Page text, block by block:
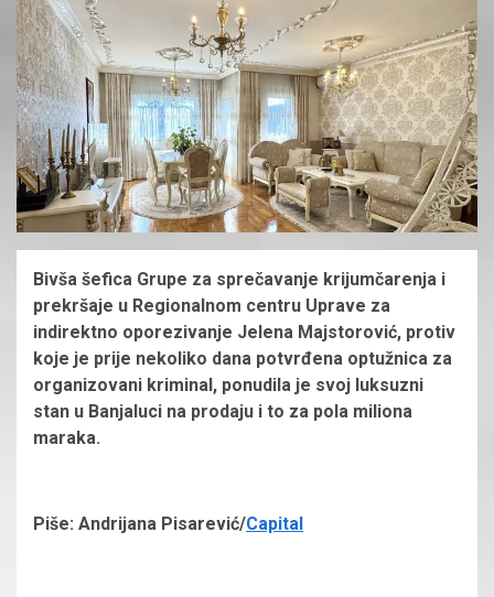
Bivša šefica Grupe za sprečavanje krijumčarenja i
prekršaje u Regionalnom centru Uprave za
indirektno oporezivanje Jelena Majstorović, protiv
koje je prije nekoliko dana potvrđena optužnica za
organizovani kriminal, ponudila je svoj luksuzni
stan u Banjaluci na prodaju i to za pola miliona
maraka.
Piše: Andrijana Pisarević/Capital